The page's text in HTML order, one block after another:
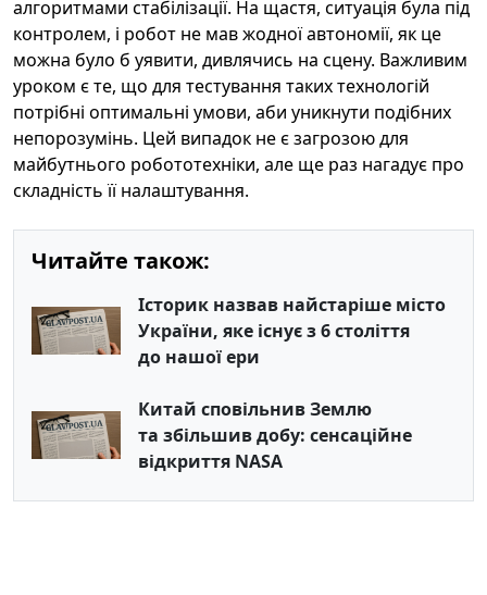
алгоритмами стабілізації. На щастя, ситуація була під
контролем, і робот не мав жодної автономії, як це
можна було б уявити, дивлячись на сцену. Важливим
уроком є те, що для тестування таких технологій
потрібні оптимальні умови, аби уникнути подібних
непорозумінь. Цей випадок не є загрозою для
майбутнього робототехніки, але ще раз нагадує про
складність її налаштування.
Читайте також:
Історик назвав найстаріше місто
України, яке існує з 6 століття
до нашої ери
Китай сповільнив Землю
та збільшив добу: сенсаційне
відкриття NASA